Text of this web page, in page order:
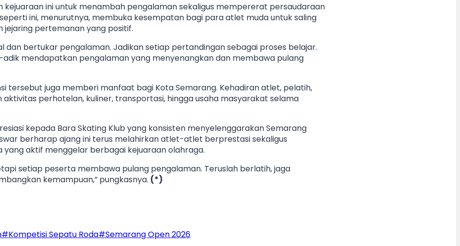
ini untuk menambah pengalaman sekaligus mempererat persaudaraan
ini, menurutnya, membuka kesempatan bagi para atlet muda untuk saling
pertemanan yang positif.
dan bertukar pengalaman. Jadikan setiap pertandingan sebagai proses belajar.
mendapatkan pengalaman yang menyenangkan dan membawa pulang
tersebut juga memberi manfaat bagi Kota Semarang. Kehadiran atlet, pelatih,
perhotelan, kuliner, transportasi, hingga usaha masyarakat selama
kepada Bara Skating Klub yang konsisten menyelenggarakan Semarang
berharap ajang ini terus melahirkan atlet-atlet berprestasi sekaligus
aktif menggelar berbagai kejuaraan olahraga.
setiap peserta membawa pulang pengalaman. Teruslah berlatih, jaga
kemampuan,” pungkasnya. (*)
#Kompetisi Sepatu Roda#Semarang Open 2026